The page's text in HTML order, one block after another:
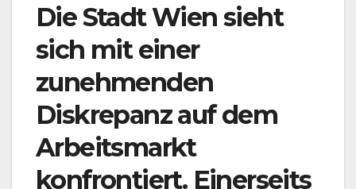
Die Stadt Wien sieht
sich mit einer
zunehmenden
Diskrepanz auf dem
Arbeitsmarkt
konfrontiert. Einerseits